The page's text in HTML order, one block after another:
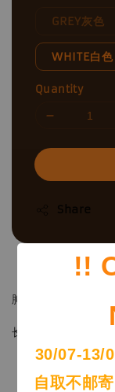
!!
30/07-13/
自取不邮
GREY灰色
WHITE白色
Quantity
Share
（size – freesize）
胸围Bust：90-140cm
长度Length：48cm